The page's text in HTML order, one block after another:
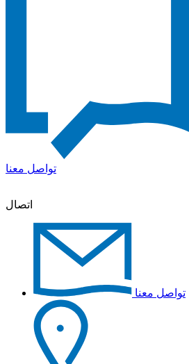
تواصل معنا
اتصال
تواصل معنا